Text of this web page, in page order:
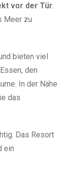
vor der Tür
Meer zu
bieten viel
den
In der Nähe
das
Das Resort
ein